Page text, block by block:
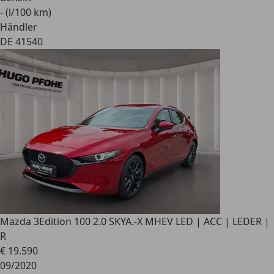
- (l/100 km)
Händler
DE 41540
Mazda 3Edition 100 2.0 SKYA.-X MHEV LED | ACC | LEDER |
R
€ 19.590
09/2020